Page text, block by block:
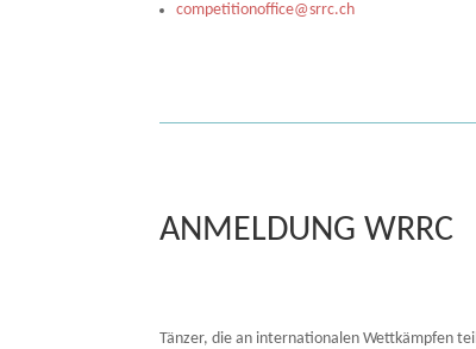
competitionoffice@srrc.ch
ANMELDUNG WRRC
Tänzer, die an internationalen Wettkämpfen